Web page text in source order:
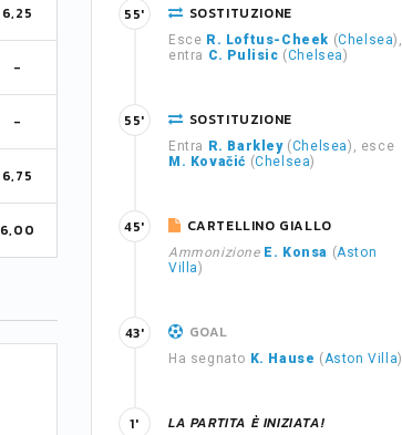
6,25
-
-
6,75
6,00
SOSTITUZIONE
Esce R. Loftus-Cheek (Chelsea),
entra C. Pulisic (Chelsea)
55'
SOSTITUZIONE
Entra R. Barkley(Chelsea), esce
M. Kovačić (Chelsea)
55'
CARTELLINO GIALLO
Ammonizione E. Konsa (Aston
Villa)
45'
GOAL
Ha segnato K. Hause (Aston Villa)
43'
LA PARTITA È INIZIATA!
1'